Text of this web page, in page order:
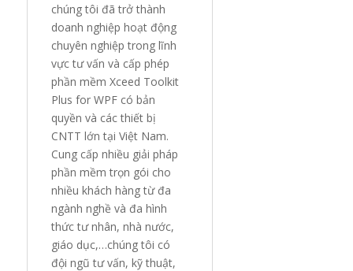
chúng tôi đã trở thành
doanh nghiệp hoạt động
chuyên nghiệp trong lĩnh
vực tư vấn và cấp phép
phần mềm Xceed Toolkit
Plus for WPF có bản
quyền và các thiết bị
CNTT lớn tại Việt Nam.
Cung cấp nhiều giải pháp
phần mềm trọn gói cho
nhiều khách hàng từ đa
ngành nghề và đa hình
thức tư nhân, nhà nước,
giáo dục,…chúng tôi có
đội ngũ tư vấn, kỹ thuật,